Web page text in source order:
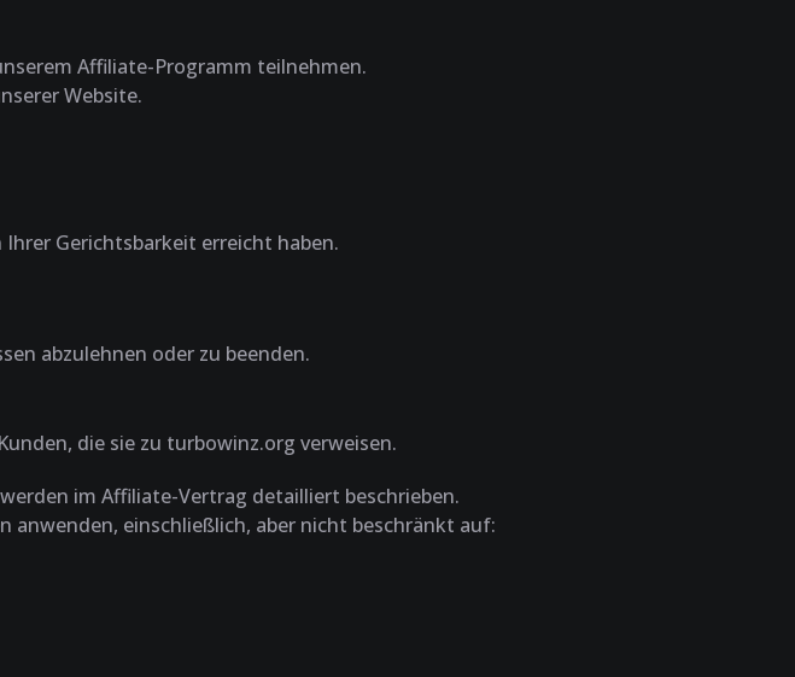
Affiliate-Programm teilnehmen.
Website.
Gerichtsbarkeit erreicht haben.
abzulehnen oder zu beenden.
die sie zu turbowinz.org verweisen.
im Affiliate-Vertrag detailliert beschrieben.
einschließlich, aber nicht beschränkt auf: